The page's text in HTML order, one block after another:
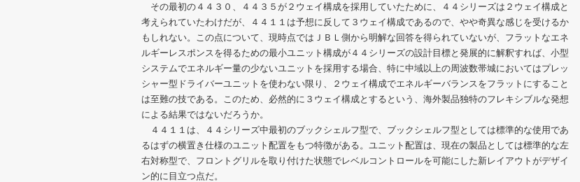
その最初の４４３０、４４３５が２ウェイ構成を採用していたために、４４シリーズは２ウェイ構成と
考えられていたわけだが、４４１１は予想に反して３ウェイ構成であるので、やや奇異な感じを受けるか
もしれない。この点について、現時点ではＪＢＬ側から明解な回答を得られていないが、フラットなエネ
ルギーレスポンスを得るための最小ユニット構成が４４シリーズの設計目標と発展的に解釈すれば、小型
システムでエネルギー量の少ないユニットを採用する場合、特に中域以上の周波数帯城においてはプレッ
シャー型ドライバーユニットを使わない限り、２ウェイ構成でエネルギーバランスをフラットにすること
は至難の技である。このため、必然的に３ウェイ構成とするという、海外製品独特のフレキシブルな発想
による結果ではないだろうか。
４４１１は、４４シリーズ中最初のブックシェルフ型で、ブックシェルフ型としては標準的な使用であ
るはずの横置き仕様のユニット配置をもつ特徴がある。ユニット配置は、現在の製品としては標準的な左
右対称型で、フロントグリルを取り付けた状態でレベルコントロールを可能にした新レイアウトがデザイ
ン的に目立つ点だ。